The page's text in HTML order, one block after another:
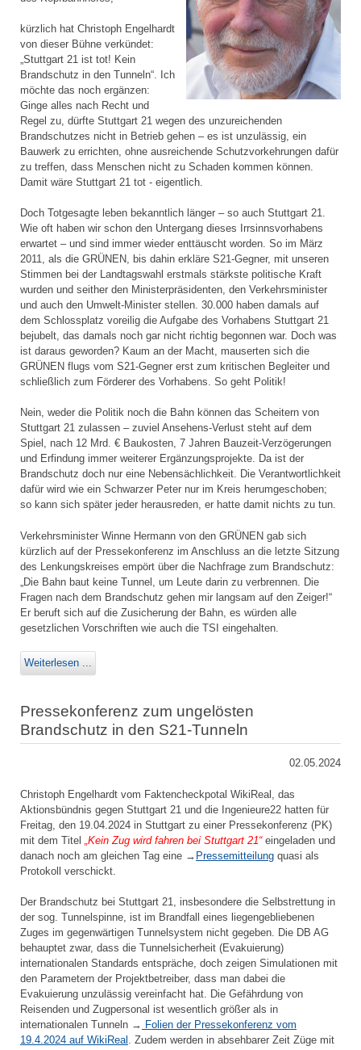
kürzlich hat Christoph Engelhardt
von dieser Bühne verkündet:
„Stuttgart 21 ist tot! Kein
Brandschutz in den Tunneln“. Ich
möchte das noch ergänzen:
Ginge alles nach Recht und
Regel zu, dürfte Stuttgart 21 wegen des unzureichenden
Brandschutzes nicht in Betrieb gehen – es ist unzulässig, ein
Bauwerk zu errichten, ohne ausreichende Schutzvorkehrungen dafür
zu treffen, dass Menschen nicht zu Schaden kommen können.
Damit wäre Stuttgart 21 tot - eigentlich.
Doch Totgesagte leben bekanntlich länger – so auch Stuttgart 21.
Wie oft haben wir schon den Untergang dieses Irrsinnsvorhabens
erwartet – und sind immer wieder enttäuscht worden. So im März
2011, als die GRÜNEN, bis dahin erkläre S21-Gegner, mit unseren
Stimmen bei der Landtagswahl erstmals stärkste politische Kraft
wurden und seither den Ministerpräsidenten, den Verkehrsminister
und auch den Umwelt-Minister stellen. 30.000 haben damals auf
dem Schlossplatz voreilig die Aufgabe des Vorhabens Stuttgart 21
bejubelt, das damals noch gar nicht richtig begonnen war. Doch was
ist daraus geworden? Kaum an der Macht, mauserten sich die
GRÜNEN flugs vom S21-Gegner erst zum kritischen Begleiter und
schließlich zum Förderer des Vorhabens. So geht Politik!
Nein, weder die Politik noch die Bahn können das Scheitern von
Stuttgart 21 zulassen – zuviel Ansehens-Verlust steht auf dem
Spiel, nach 12 Mrd. € Baukosten, 7 Jahren Bauzeit-Verzögerungen
und Erfindung immer weiterer Ergänzungsprojekte. Da ist der
Brandschutz doch nur eine Nebensächlichkeit. Die Verantwortlichkeit
dafür wird wie ein Schwarzer Peter nur im Kreis herumgeschoben;
so kann sich später jeder herausreden, er hatte damit nichts zu tun.
Verkehrsminister Winne Hermann von den GRÜNEN gab sich
kürzlich auf der Pressekonferenz im Anschluss an die letzte Sitzung
des Lenkungskreises empört über die Nachfrage zum Brandschutz:
„Die Bahn baut keine Tunnel, um Leute darin zu verbrennen. Die
Fragen nach dem Brandschutz gehen mir langsam auf den Zeiger!“
Er beruft sich auf die Zusicherung der Bahn, es würden alle
gesetzlichen Vorschriften wie auch die TSI eingehalten.
Weiterlesen ...
Pressekonferenz zum ungelösten
Brandschutz in den S21-Tunneln
02.05.2024
Christoph Engelhardt vom Faktencheckpotal WikiReal, das
Aktionsbündnis gegen Stuttgart 21 und die Ingenieure22 hatten für
Freitag, den 19.04.2024 in Stuttgart zu einer Pressekonferenz (PK)
mit dem Titel „Kein Zug wird fahren bei Stuttgart 21“eingeladen und
danach noch am gleichen Tag eine → Pressemitteilung quasi als
Protokoll verschickt.
Der Brandschutz bei Stuttgart 21, insbesondere die Selbstrettung in
der sog. Tunnelspinne, ist im Brandfall eines liegengebliebenen
Zuges im gegenwärtigen Tunnelsystem nicht gegeben. Die DB AG
behauptet zwar, dass die Tunnelsicherheit (Evakuierung)
internationalen Standards entspräche, doch zeigen Simulationen mit
den Parametern der Projektbetreiber, dass man dabei die
Evakuierung unzulässig vereinfacht hat. Die Gefährdung von
Reisenden und Zugpersonal ist wesentlich größer als in
internationalen Tunneln → Folien der Pressekonferenz vom
19.4.2024 auf WikiReal . Zudem werden in absehbarer Zeit Züge mit